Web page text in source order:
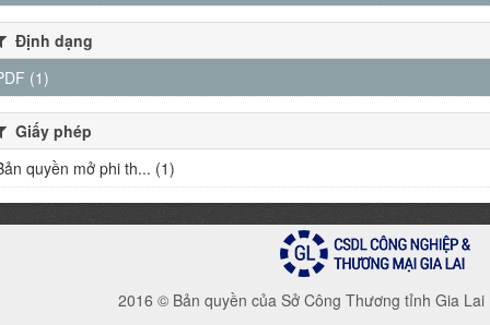
Định dạng
(1)
Giấy phép
quyền mở phi th... (1)
2016 © Bản quyền của Sở Công Thương tỉnh Gia Lai